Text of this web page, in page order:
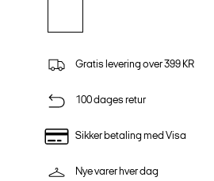
Gratis levering over 399 KR
100 dages retur
Sikker betaling med Visa
Nye varer hver dag